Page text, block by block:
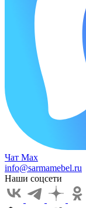
Чат Max
info@sarmamebel.ru
Наши соцсети